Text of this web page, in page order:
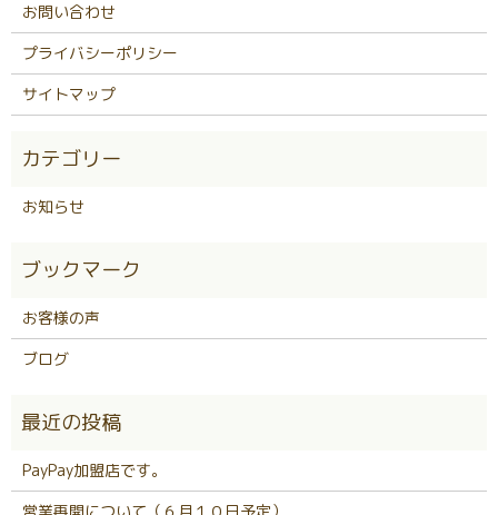
お問い合わせ
プライバシーポリシー
サイトマップ
お知らせ
お客様の声
ブログ
PayPay加盟店です。